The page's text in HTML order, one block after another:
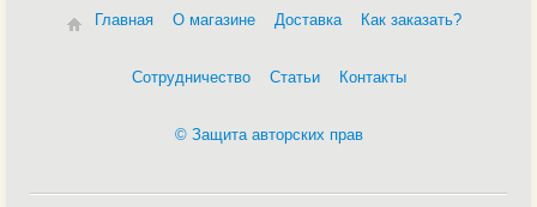
Главная О магазине Доставка Как заказать?
Сотрудничество Статьи Контакты
© Защита авторских прав